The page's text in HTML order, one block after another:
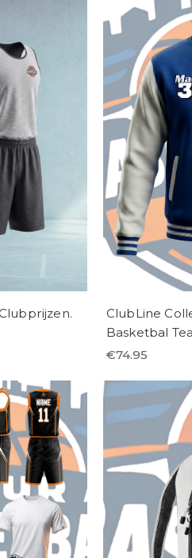
ClubLine
Basketbal
€74.95